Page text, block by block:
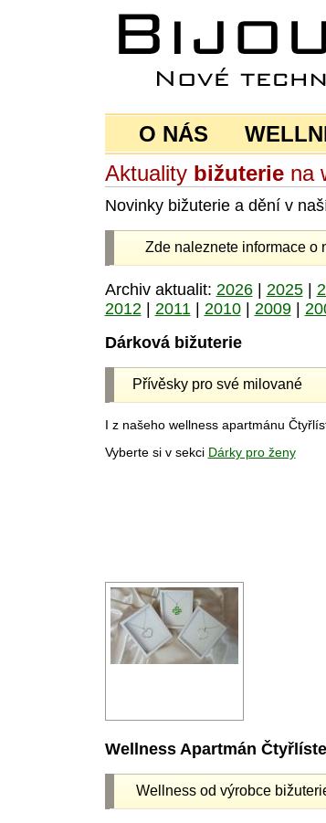
O NÁS
Aktuality bižuteriena
Novinky bižuterie a dění v
Zde naleznete informace o
Archiv aktualit: 2026| 2025|
2012| 2011| 2010| 2009|
Dárková bižuterie
Přívěsky pro své milované
I z našeho wellness apartmánu
Vyberte si v sekci Dárky pro ženy
Wellness Apartmán
Wellness od výrobce